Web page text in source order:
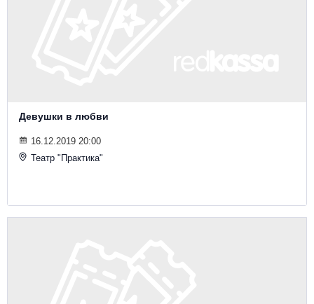
Девушки в любви
16.12.2019 20:00
Театр "Практика"